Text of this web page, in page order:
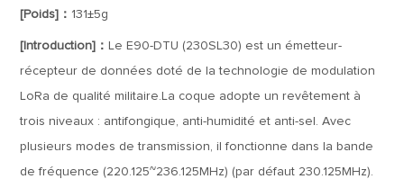
[Poids]： 131±5g
[Introduction]： Le E90-DTU (230SL30) est un émetteur-
récepteur de données doté de la technologie de modulation
LoRa de qualité militaire.La coque adopte un revêtement à
trois niveaux : antifongique, anti-humidité et anti-sel. Avec
plusieurs modes de transmission, il fonctionne dans la bande
de fréquence (220.125~236.125MHz) (par défaut 230.125MHz).